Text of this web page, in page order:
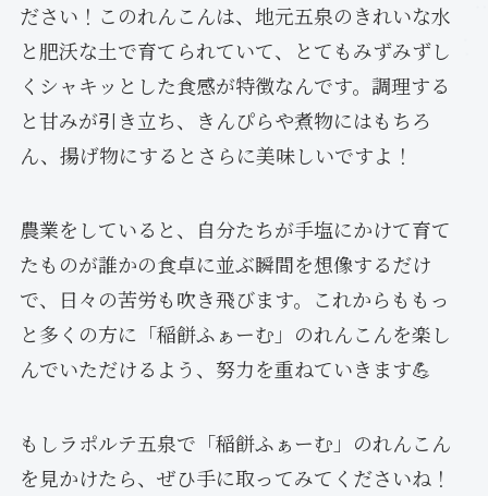
ださい！このれんこんは、地元五泉のきれいな水
と肥沃な土で育てられていて、とてもみずみずし
くシャキッとした食感が特徴なんです。調理する
と甘みが引き立ち、きんぴらや煮物にはもちろ
ん、揚げ物にするとさらに美味しいですよ！
農業をしていると、自分たちが手塩にかけて育て
たものが誰かの食卓に並ぶ瞬間を想像するだけ
で、日々の苦労も吹き飛びます。これからももっ
と多くの方に「稲餅ふぁーむ」のれんこんを楽し
んでいただけるよう、努力を重ねていきます💪
もしラポルテ五泉で「稲餅ふぁーむ」のれんこん
を見かけたら、ぜひ手に取ってみてくださいね！